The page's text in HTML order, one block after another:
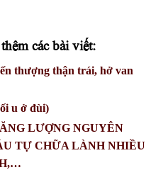
các bài viết:
thượng thận trái, hở van
u ở đùi)
LƯỢNG NGUYÊN
TỰ CHỮA LÀNH NHIỀU